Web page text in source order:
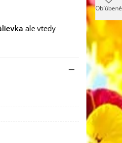
ale vtedy
Obľúbené